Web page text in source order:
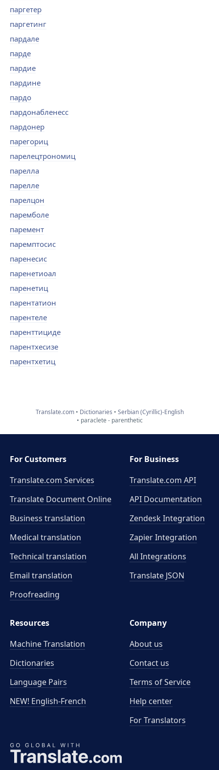
паргетер
паргетинг
пардале
парде
пардие
пардине
пардо
пардонабленесс
пардонер
парегориц
парелецтрономиц
парелла
парелле
парелцон
паремболе
паремент
паремптосис
паренесис
паренетиоал
паренетиц
парентатион
парентеле
паренттициде
парентхесизе
парентхетиц
Translate.com Dictionaries
Serbian (Cyrillic)-English
paraclete - parenthetic
For Customers
Translate.com Services
Translate Document Online
Business translation
Medical translation
Technical translation
Email translation
Proofreading
For Business
Translate.com API
API Documentation
Zendesk Integration
Zapier Integration
All Integrations
Translate JSON
Resources
Machine Translation
Dictionaries
Language Pairs
NEW! English-French
Company
About us
Contact us
Terms of Service
Help center
For Translators